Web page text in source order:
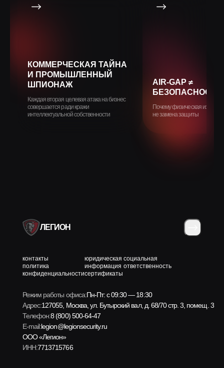
КОММЕРЧЕСКАЯ ТАЙНА
И ПРОМЫШЛЕННЫЙ
ШПИОНАЖ
Каждая вторая целевая атака на бизнес
совершается ради кражи
интеллектуальной собственности
AIR-GAP ≠
БЕЗОПАСНОСТЬ
Почему физическая
не замена защиты
ЛЕГИОН
контакты
политика
конфиденциальности
юридическая
информация
сертификаты
социальная
ответственность
Режим работы офиса:Пн-Пт: с 09:30 — 18:30
Адрес:127055, Москва, ул. Бутырский вал, д. 68/70 стр. 3, помещ. 3н
Телефон:8 (800) 500-64-47
E-mail:legion@legionsecurity.ru
ООО «Легион»
ИНН:7713715766